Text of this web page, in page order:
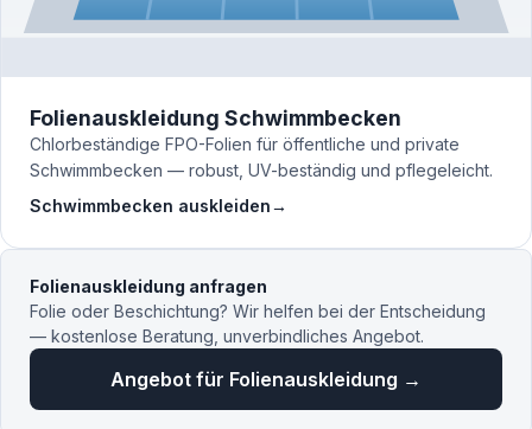
Folienauskleidung Schwimmbecken
Chlorbeständige FPO-Folien für öffentliche und private
Schwimmbecken — robust, UV-beständig und pflegeleicht.
Schwimmbecken auskleiden→
Folienauskleidung anfragen
Folie oder Beschichtung? Wir helfen bei der Entscheidung
— kostenlose Beratung, unverbindliches Angebot.
Angebot für Folienauskleidung →